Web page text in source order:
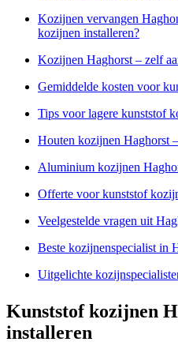
Kozijnen vervangen
kozijnen installeren?
Kozijnen Haghorst – zelf
Gemiddelde kosten voor
Tips voor lagere kunststof
Houten kozijnen Haghorst
Aluminium kozijnen
Offerte voor kunststof
Veelgestelde vragen uit
Beste kozijnenspecialist in
Uitgelichte
Kunststof kozijnen
installeren